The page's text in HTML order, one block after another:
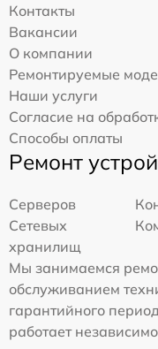
Контакты
Вакансии
О компании
Ремонтируемые
Наши услуги
Согласие на
Способы оплаты
Ремонт
Серверов
Сетевых
хранилищ
Мы занимаемся
обслуживанием
гарантийного
работает